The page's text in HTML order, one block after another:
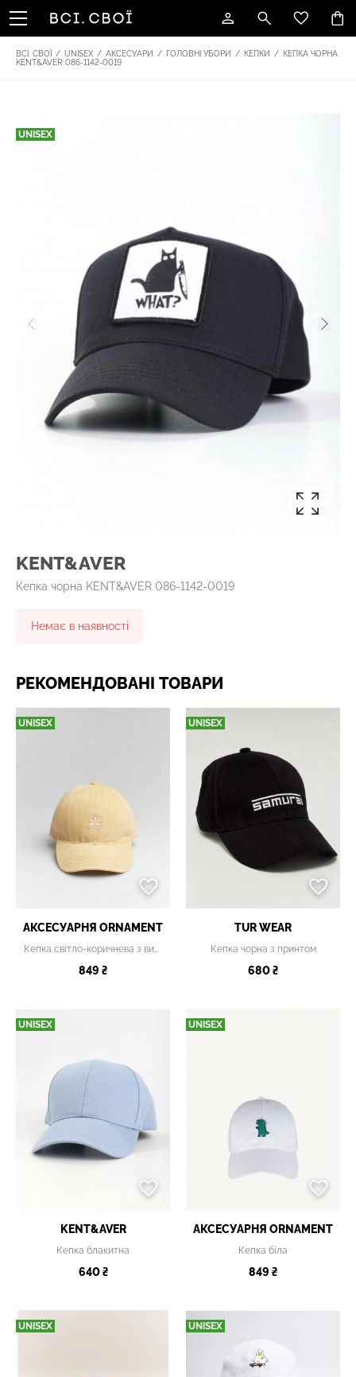
ВСІ. СВОЇ / UNISEX / АКСЕСУАРИ / ГОЛОВНІ УБОРИ / КЕПКИ / КЕПКА ЧОРНА
KENT&AVER 086-1142-0019
UNISEX
KENT&AVER
Кепка чорна KENT&AVER 086-1142-0019
Немає в наявності
РЕКОМЕНДОВАНІ ТОВАРИ
UNISEX
АКСЕСУАРНЯ ОRNAMENT
Кепка світло-коричнева з вишивкою
849 ₴
UNISEX
TUR WEAR
Кепка чорна з принтом
680 ₴
UNISEX
KENT&AVER
Кепка блакитна
640 ₴
UNISEX
АКСЕСУАРНЯ ОRNAMENT
Кепка біла
849 ₴
UNISEX UNISEX